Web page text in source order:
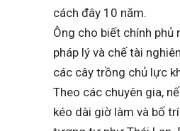
cách đây 10 năm.
Ông cho biết chính phủ
pháp lý và chế tài
các cây trồng chủ lực
Theo các chuyên gia,
kéo dài giờ làm và bố